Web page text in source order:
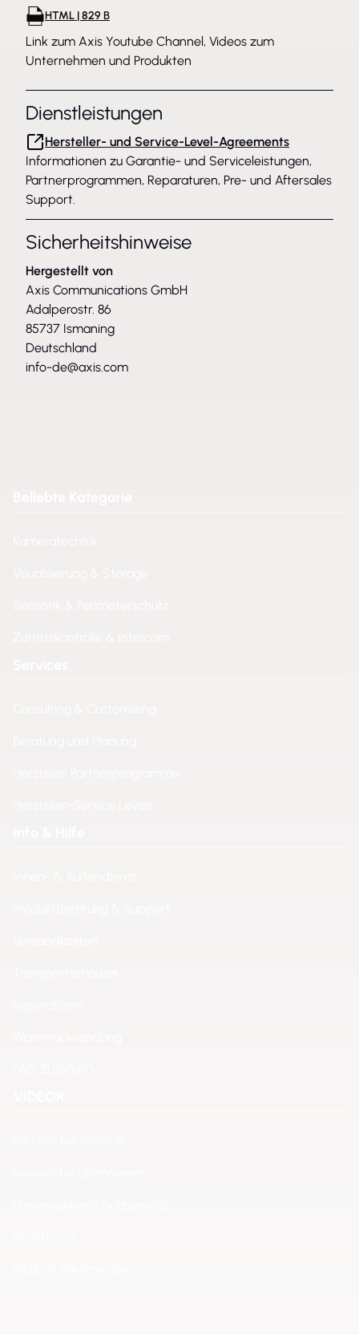
HTML | 829 B
Link zum Axis Youtube Channel, Videos zum
Unternehmen und Produkten
Dienstleistungen
Hersteller- und Service-Level-Agreements
Informationen zu Garantie- und Serviceleistungen,
Partnerprogrammen, Reparaturen, Pre- und Aftersales
Support.
Sicherheitshinweise
Hergestellt von
Axis Communications GmbH
Adalperostr. 86
85737 Ismaning
Deutschland
info-de@axis.com